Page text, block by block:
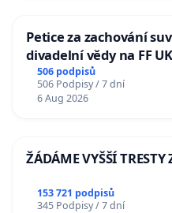
Petice za zachování
divadelní vědy na FF UK
506 podpisů
506 Podpisy / 7 dní
6 Aug 2026
ŽÁDÁME VYŠŠÍ
153 721 podpisů
345 Podpisy / 7 dní